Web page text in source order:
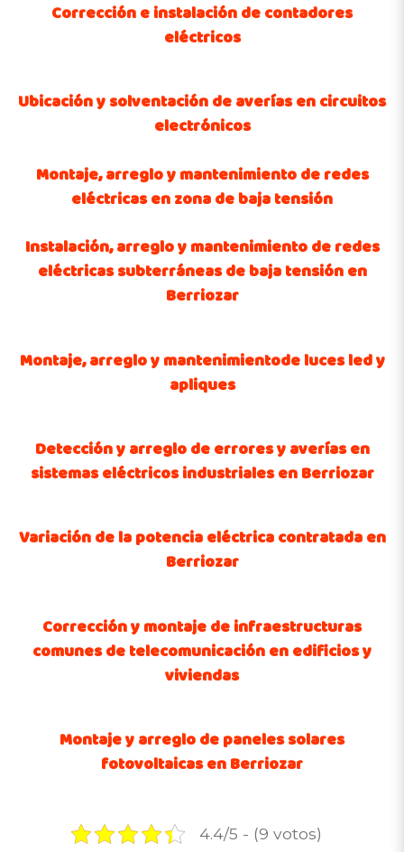
Corrección e instalación de contadores
eléctricos
Ubicación y solventación de averías en circuitos
electrónicos
Montaje, arreglo y mantenimiento de redes
eléctricas en zona de baja tensión
Instalación, arreglo y mantenimiento de redes
eléctricas subterráneas de baja tensión en
Berriozar
Montaje, arreglo y mantenimientode luces led y
apliques
Detección y arreglo de errores y averías en
sistemas eléctricos industriales en Berriozar
Variación de la potencia eléctrica contratada en
Berriozar
Corrección y montaje de infraestructuras
comunes de telecomunicación en edificios y
viviendas
Montaje y arreglo de paneles solares
fotovoltaicas en Berriozar
4.4/5 - (9 votos)